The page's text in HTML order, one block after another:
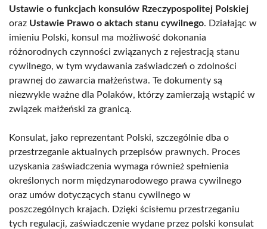
Ustawie o funkcjach konsulów Rzeczypospolitej Polskiej
oraz Ustawie Prawo o aktach stanu cywilnego. Działając w
imieniu Polski, konsul ma możliwość dokonania
różnorodnych czynności związanych z rejestracją stanu
cywilnego, w tym wydawania zaświadczeń o zdolności
prawnej do zawarcia małżeństwa. Te dokumenty są
niezwykle ważne dla Polaków, którzy zamierzają wstąpić w
związek małżeński za granicą.
Konsulat, jako reprezentant Polski, szczególnie dba o
przestrzeganie aktualnych przepisów prawnych. Proces
uzyskania zaświadczenia wymaga również spełnienia
określonych norm międzynarodowego prawa cywilnego
oraz umów dotyczących stanu cywilnego w
poszczególnych krajach. Dzięki ścisłemu przestrzeganiu
tych regulacji, zaświadczenie wydane przez polski konsulat